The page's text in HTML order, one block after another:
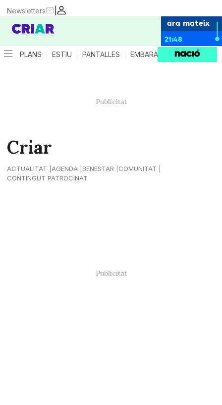
|
Newsletters
ara mateix
21:48
PLANS ESTIU PANTALLES EMBARÀS CRIANÇA
Criar
ACTUALITAT AGENDA BENESTAR
COMUNITAT
CONTINGUT PATROCINAT